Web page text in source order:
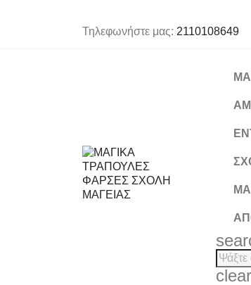
Τηλεφωνήστε μας: 2110108649
clear